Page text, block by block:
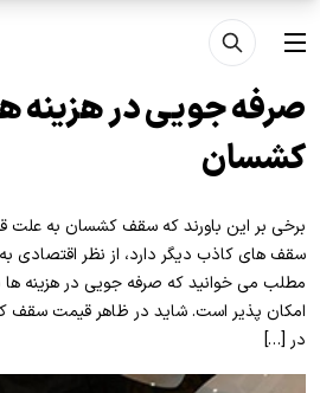
رفتن به محتوای اصلی
منو
صرفه جویی در هزینه
کشسان
برخی بر این باورند که سقف کشسان به
سقف های کاذب دیگر دارد، از نظر اقتصادی
مطلب می خوانید که صرفه جویی در هزینه
امکان پذیر است. شاید در ظاهر قیمت سقف
در […]